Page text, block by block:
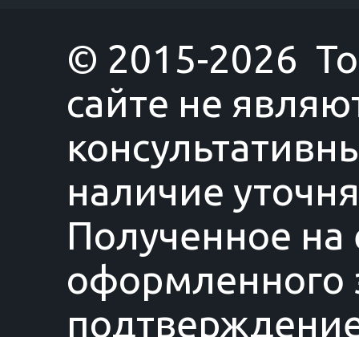
© 2015-2026
сайте не
наличие
Полученное на
оформленного